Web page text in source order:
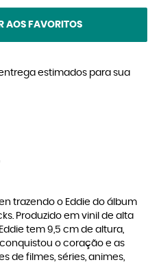
AOS FAVORITOS
estimados para sua
trazendo o Eddie do álbum
Produzido em vinil de alta
tem 9,5 cm de altura,
o coração e as
de filmes, séries, animes,